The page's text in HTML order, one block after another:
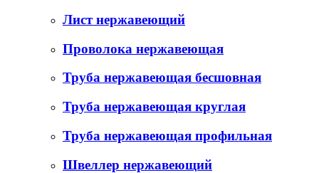
Лист нержавеющий
Проволока нержавеющая
Труба нержавеющая бесшовная
Труба нержавеющая круглая
Труба нержавеющая профильная
Швеллер нержавеющий